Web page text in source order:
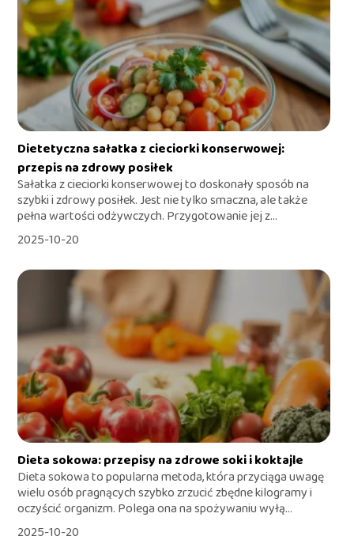
Dietetyczna sałatka z cieciorki konserwowej:
przepis na zdrowy posiłek
Sałatka z cieciorki konserwowej to doskonały sposób na
szybki i zdrowy posiłek. Jest nie tylko smaczna, ale także
pełna wartości odżywczych. Przygotowanie jej z...
2025-10-20
Dieta sokowa: przepisy na zdrowe soki i koktajle
Dieta sokowa to popularna metoda, która przyciąga uwagę
wielu osób pragnących szybko zrzucić zbędne kilogramy i
oczyścić organizm. Polega ona na spożywaniu wyłą...